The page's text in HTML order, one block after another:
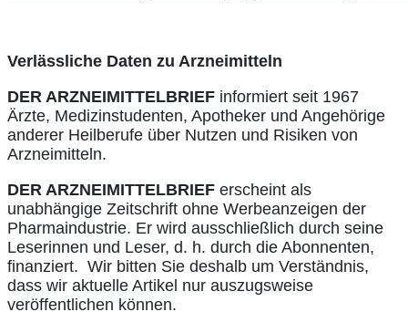
Verlässliche Daten zu Arzneimitteln
DER ARZNEIMITTELBRIEF informiert seit 1967
Ärzte, Medizinstudenten, Apotheker und Angehörige
anderer Heilberufe über Nutzen und Risiken von
Arzneimitteln.
DER ARZNEIMITTELBRIEF erscheint als
unabhängige Zeitschrift ohne Werbeanzeigen der
Pharmaindustrie. Er wird ausschließlich durch seine
Leserinnen und Leser, d. h. durch die Abonnenten,
finanziert. Wir bitten Sie deshalb um Verständnis,
dass wir aktuelle Artikel nur auszugsweise
veröffentlichen können.